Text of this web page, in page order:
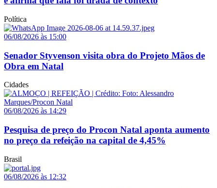
Política
06/08/2026 às 15:00
Senador Styvenson visita obra do Projeto Mãos de
Obra em Natal
Cidades
06/08/2026 às 14:29
Pesquisa de preço do Procon Natal aponta aumento
no preço da refeição na capital de 4,45%
Brasil
06/08/2026 às 12:32